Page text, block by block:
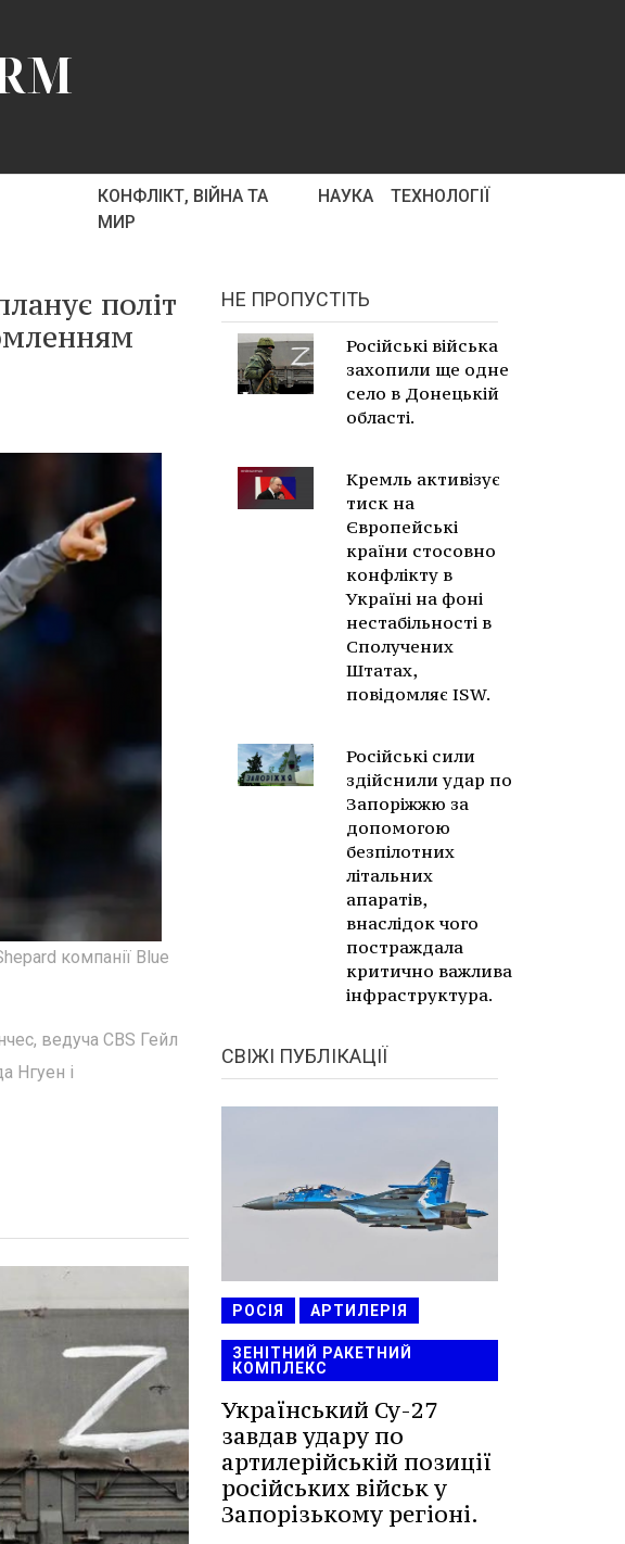
КОНФЛІКТ, ВІЙНА ТА
МИР
НАУКА ТЕХНОЛОГІЇ
політ
компанії Blue
ведуча CBS Гейл
Нгуен і
НЕ ПРОПУСТІТЬ
Російські війська
захопили ще одне
село в Донецькій
області.
Кремль активізує
тиск на
Європейські
країни стосовно
конфлікту в
Україні на фоні
нестабільності в
Сполучених
Штатах,
повідомляє ISW.
Російські сили
здійснили удар по
Запоріжжю за
допомогою
безпілотних
літальних
апаратів,
внаслідок чого
постраждала
критично важлива
інфраструктура.
СВІЖІ ПУБЛІКАЦІЇ
РОСІЯ АРТИЛЕРІЯ
ЗЕНІТНИЙ РАКЕТНИЙ
КОМПЛЕКС
Український Су-27
завдав удару по
артилерійській позиції
російських військ у
Запорізькому регіоні.